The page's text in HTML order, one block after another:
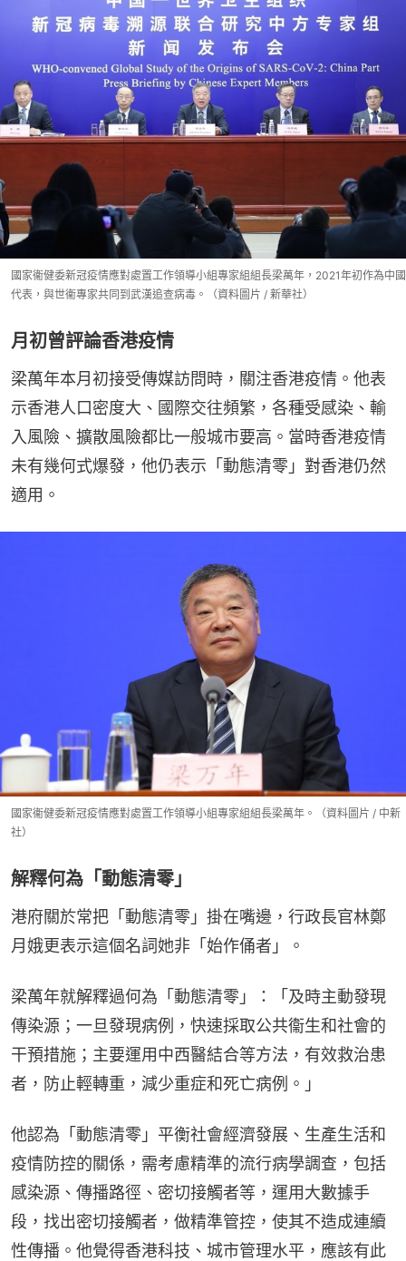
國家衞健委新冠疫情應對處置工作領導小組專家組組長梁萬年，2021年初作為中國
代表，與世衞專家共同到武漢追查病毒。（資料圖片 / 新華社）
月初曾評論香港疫情
梁萬年本月初接受傳媒訪問時，關注香港疫情。他表
示香港人口密度大、國際交往頻繁，各種受感染、輸
入風險、擴散風險都比一般城市要高。當時香港疫情
未有幾何式爆發，他仍表示「動態清零」對香港仍然
適用。
國家衞健委新冠疫情應對處置工作領導小組專家組組長梁萬年。（資料圖片 / 中新
社）
解釋何為「動態清零」
港府關於常把「動態清零」掛在嘴邊，行政長官林鄭
月娥更表示這個名詞她非「始作俑者」。
梁萬年就解釋過何為「動態清零」：「及時主動發現
傳染源；一旦發現病例，快速採取公共衞生和社會的
干預措施；主要運用中西醫結合等方法，有效救治患
者，防止輕轉重，減少重症和死亡病例。」
他認為「動態清零」平衡社會經濟發展、生產生活和
疫情防控的關係，需考慮精準的流行病學調查，包括
感染源、傳播路徑、密切接觸者等，運用大數據手
段，找出密切接觸者，做精準管控，使其不造成連續
性傳播。他覺得香港科技、城市管理水平，應該有此